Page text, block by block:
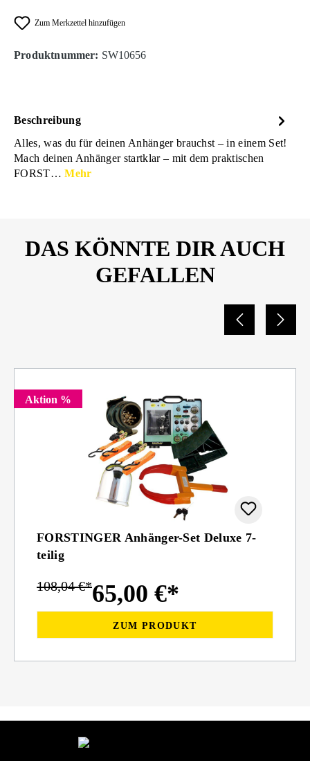
Zum Merkzettel hinzufügen
Produktnummer: SW10656
Beschreibung
Alles, was du für deinen Anhänger brauchst – in einem Set!
Mach deinen Anhänger startklar – mit dem praktischen
FORST…Mehr
DAS KÖNNTE DIR AUCH
GEFALLEN
Aktion %
FORSTINGER Anhänger-Set Deluxe 7-
teilig
65,00 €*
108,04 €*
ZUM PRODUKT